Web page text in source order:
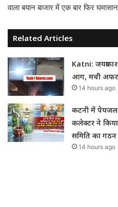
वाला बयान बाजार में एक बार फिर
Related Articles
Katni:
आग, मची
14 hours ago
कटनी में पेयजल
कलेक्टर ने
समिति का गठन
14 hours ago